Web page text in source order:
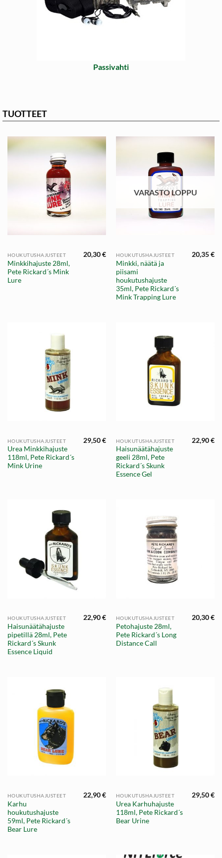
Passivahti
TUOTTEET
HOUKUTUSHAJUSTEET
Minkkihajuste 28ml,
Pete Rickard´s Mink
Lure
20,30€
VARASTO LOPPU
HOUKUTUSHAJUSTEET
Minkki, näätä ja
piisami
houkutushajuste
35ml, Pete Rickard´s
Mink Trapping Lure
20,35€
HOUKUTUSHAJUSTEET
Urea Minkkihajuste
118ml, Pete Rickard´s
Mink Urine
29,50€ HOUKUTUSHAJUSTEET
Haisunäätähajuste
geeli 28ml, Pete
Rickard´s Skunk
Essence Gel
22,90€
HOUKUTUSHAJUSTEET
Haisunäätähajuste
pipetillä 28ml, Pete
Rickard´s Skunk
Essence Liquid
22,90€ HOUKUTUSHAJUSTEET
Petohajuste 28ml,
Pete Rickard´s Long
Distance Call
20,30€
HOUKUTUSHAJUSTEET
Karhu
houkutushajuste
59ml, Pete Rickard´s
Bear Lure
22,90€ HOUKUTUSHAJUSTEET
Urea Karhuhajuste
118ml, Pete Rickard´s
Bear Urine
29,50€